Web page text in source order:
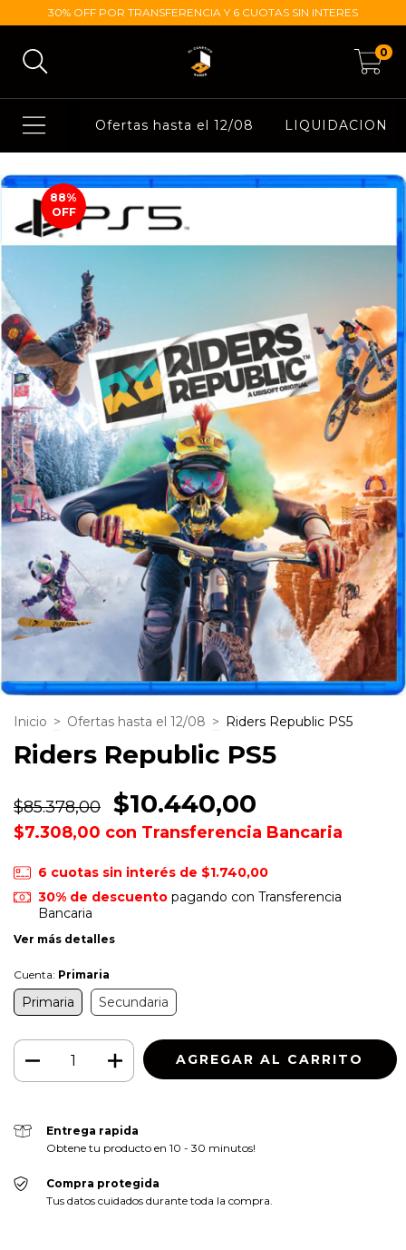
30% OFF POR TRANSFERENCIA Y 6 CUOTAS SIN INTERES
0
Ofertas hasta el 12/08 LIQUIDACION
88%
OFF
Inicio > Ofertas hasta el 12/08 > Riders Republic PS5
Riders Republic PS5
$85.378,00 $10.440,00
$7.308,00 con Transferencia Bancaria
6 cuotas sin interés de $1.740,00
30% de descuentopagando con Transferencia
Bancaria
Ver más detalles
Cuenta: Primaria
Primaria Secundaria
Entrega rapida
Obtene tu producto en 10 - 30 minutos!
Compra protegida
Tus datos cuidados durante toda la compra.